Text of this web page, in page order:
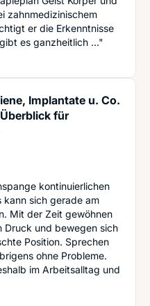
zahnmedizinischem
er die Erkenntnisse
es ganzheitlich ..."
‒ Was genau ist
Implantate u. Co.
für
kontinuierlichen
kann sich gerade am
Mit der Zeit gewöhnen
Druck und bewegen sich
Position. Sprechen
ohne Probleme.
im Arbeitsalltag und
Implantate u. Co. - Der